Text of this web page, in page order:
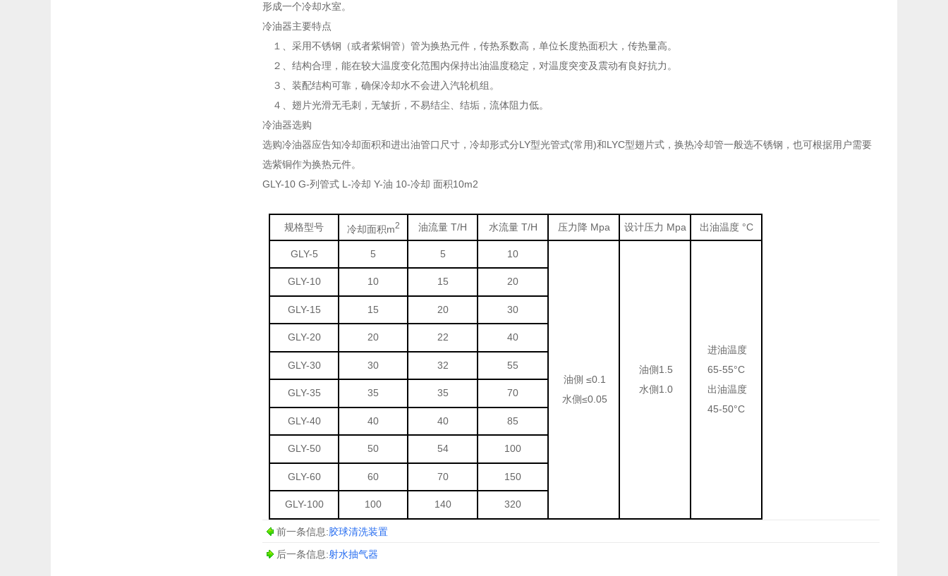
形成一个冷却水室。
冷油器主要特点
１、采用不锈钢（或者紫铜管）管为换热元件，传热系数高，单位长度热面积大，传热量高。
２、结构合理，能在较大温度变化范围内保持出油温度稳定，对温度突变及震动有良好抗力。
３、装配结构可靠，确保冷却水不会进入汽轮机组。
４、翅片光滑无毛刺，无皱折，不易结尘、结垢，流体阻力低。
冷油器选购
选购冷油器应告知冷却面积和进出油管口尺寸，冷却形式分LY型光管式(常用)和LYC型翅片式，换热冷却管一般选不锈钢，也可根据用户需要
选紫铜作为换热元件。
GLY-10 G-列管式 L-冷却 Y-油 10-冷却 面积10m2
规格型号 冷却面积m2 油流量 T/H 水流量T/H 压力降 Mpa 设计压力 Mpa 出油温度 °C
GLY-5 5 5 10
油側 ≤0.1
水側≤0.05
油側1.5
水側1.0
进油温度
65-55°C
出油温度
45-50°C
GLY-10 10 15 20
GLY-15 15 20 30
GLY-20 20 22 40
GLY-30 30 32 55
GLY-35 35 35 70
GLY-40 40 40 85
GLY-50 50 54 100
GLY-60 60 70 150
GLY-100 100 140 320
前一条信息:胶球清洗装置
后一条信息:射水抽气器